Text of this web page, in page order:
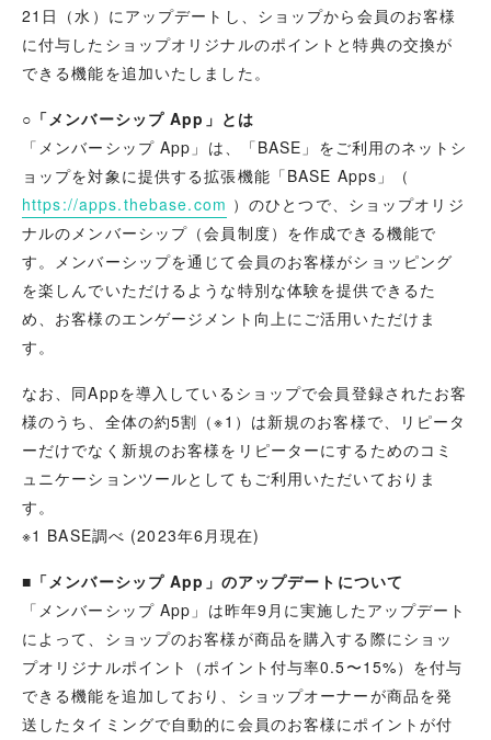
21日（水）にアップデートし、ショップから会員のお客様
に付与したショップオリジナルのポイントと特典の交換が
できる機能を追加いたしました。
○「メンバーシップ App」とは
「メンバーシップ App」は、「BASE」をご利用のネットシ
ョップを対象に提供する拡張機能「BASE Apps」（
https://apps.thebase.com ）のひとつで、ショップオリジ
ナルのメンバーシップ（会員制度）を作成できる機能で
す。メンバーシップを通じて会員のお客様がショッピング
を楽しんでいただけるような特別な体験を提供できるた
め、お客様のエンゲージメント向上にご活用いただけま
す。
なお、同Appを導入しているショップで会員登録されたお客
様のうち、全体の約5割（※1）は新規のお客様で、リピータ
ーだけでなく新規のお客様をリピーターにするためのコミ
ュニケーションツールとしてもご利用いただいておりま
す。
※1 BASE調べ (2023年6月現在)
■「メンバーシップ App」のアップデートについて
「メンバーシップ App」は昨年9月に実施したアップデート
によって、 ショップのお客様が商品を購入する際にショッ
プオリジナルポイント（ポイント付与率0.5〜15%）を付与
できる機能を追加しており、ショップオーナーが商品を発
送したタイミングで自動的に会員のお客様にポイントが付